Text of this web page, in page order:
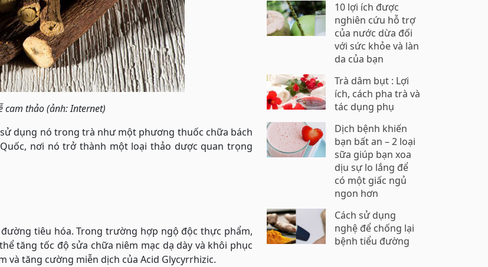
cam thảo (ảnh: Internet)
dụng nó trong trà như một phương thuốc chữa bách
nơi nó trở thành một loại thảo dược quan trọng
tiêu hóa. Trong trường hợp ngộ độc thực phẩm,
tăng tốc độ sửa chữa niêm mạc dạ dày và khôi phục
và tăng cường miễn dịch của Acid Glycyrrhizic.
10 lợi ích được
nghiên cứu hỗ trợ
của nước dừa đối
với sức khỏe và làn
da của bạn
Trà dâm bụt : Lợi
ích, cách pha trà và
tác dụng phụ
Dịch bệnh khiến
bạn bất an – 2 loại
sữa giúp bạn xoa
dịu sự lo lắng để
có một giấc ngủ
ngon hơn
Cách sử dụng
nghệ để chống lại
bệnh tiểu đường